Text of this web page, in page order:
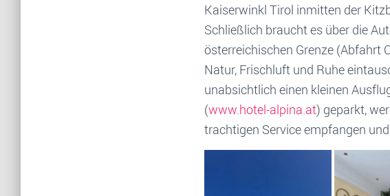
Kaiserwinkl Tirol inmitten der
Schließlich braucht es über die
österreichischen Grenze (Abfahrt
Natur, Frischluft und Ruhe
unabsichtlich einen kleinen
(www.hotel-alpina.at) geparkt,
trachtigen Service empfangen